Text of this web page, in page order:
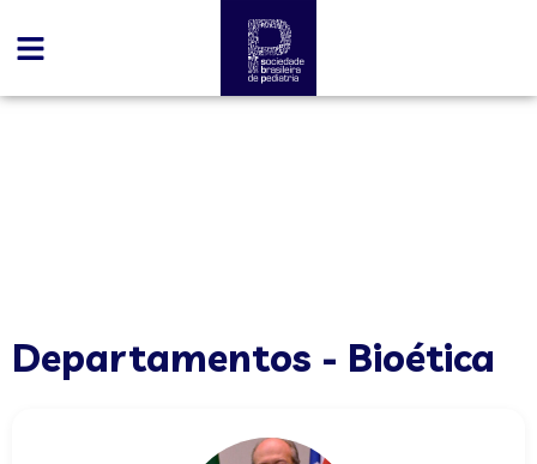
Departamentos - Bioética